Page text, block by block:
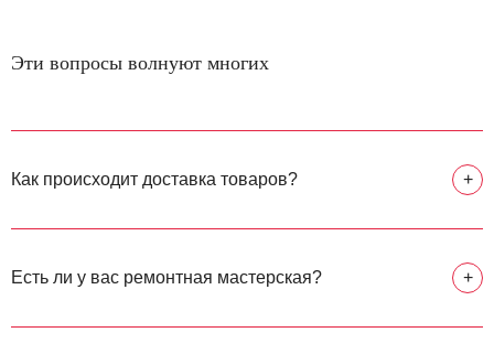
Эти вопросы волнуют многих
Как происходит доставка товаров? +
Есть ли у вас ремонтная мастерская? +